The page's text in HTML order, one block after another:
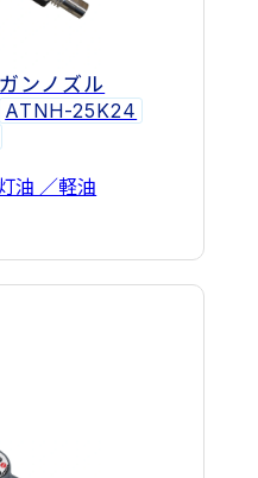
ンノズル
ATNH-25K24
油 ／軽油